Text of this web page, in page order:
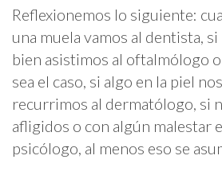
Reflexionemos lo siguiente:
una muela vamos al dentista,
bien asistimos al oftalmólogo
sea el caso, si algo en la piel
recurrimos al dermatólogo, si
afligidos o con algún malestar
psicólogo, al menos eso se